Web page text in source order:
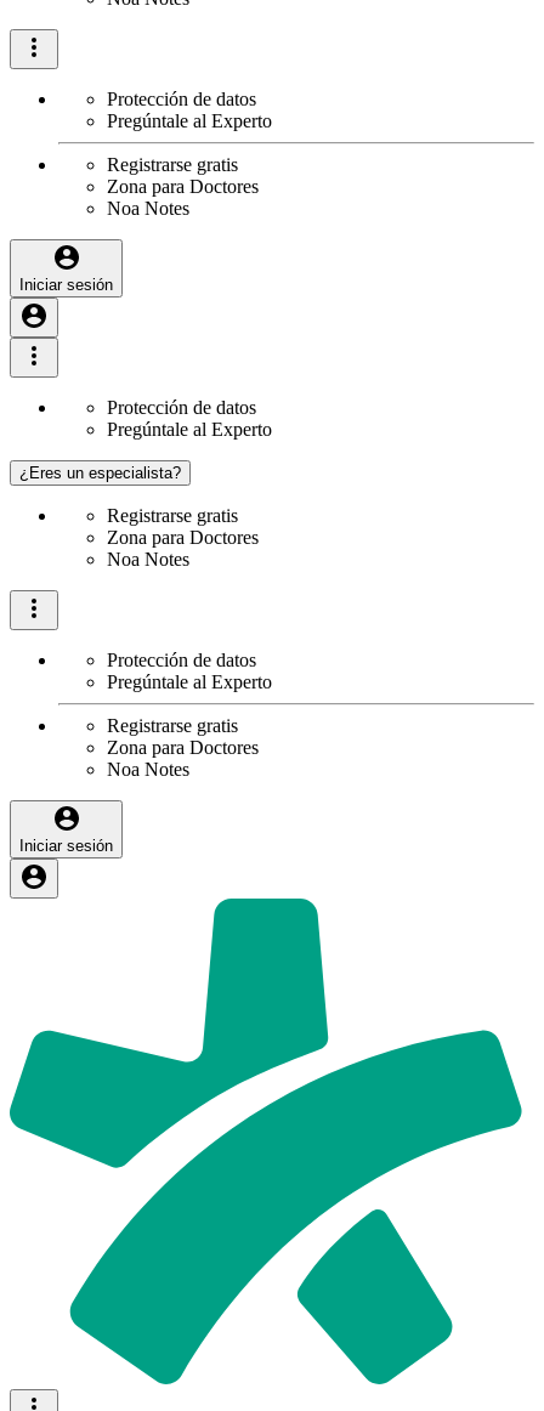
Protección de datos
Pregúntale al Experto
Registrarse gratis
Zona para Doctores
Noa Notes
Iniciar sesión
Protección de datos
Pregúntale al Experto
¿Eres un especialista?
Registrarse gratis
Zona para Doctores
Noa Notes
Protección de datos
Pregúntale al Experto
Registrarse gratis
Zona para Doctores
Noa Notes
Iniciar sesión